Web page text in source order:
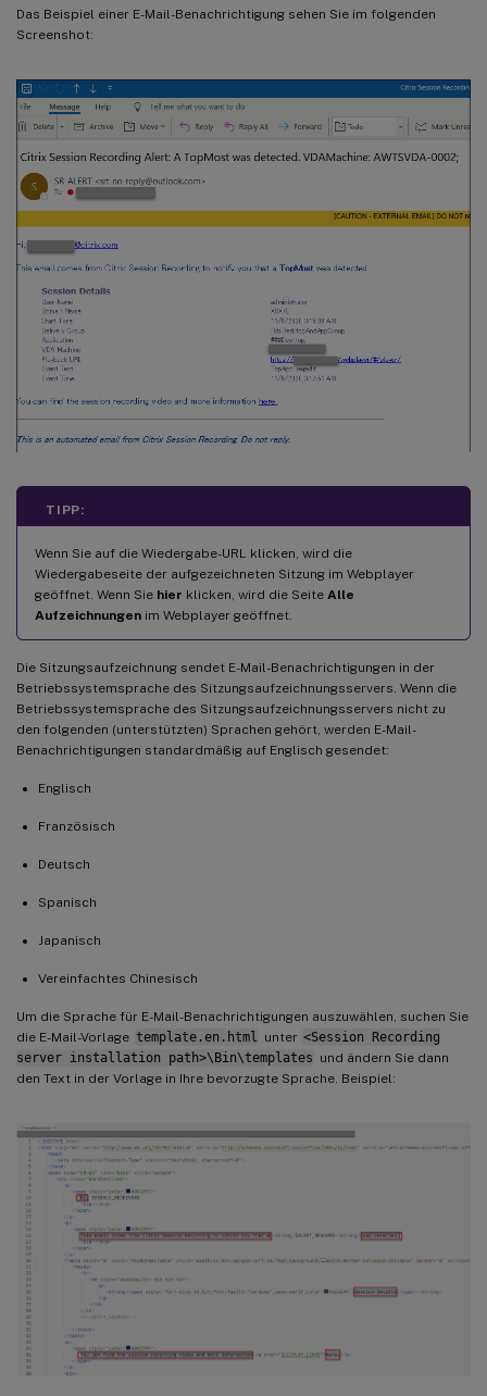
Das Beispiel einer E-Mail-Benachrichtigung sehen Sie im folgenden
Screenshot:
TIPP:
Wenn Sie auf die Wiedergabe-URL klicken, wird die
Wiedergabeseite der aufgezeichneten Sitzung im Webplayer
geöffnet. Wenn Sie hier klicken, wird die Seite Alle
Aufzeichnungen im Webplayer geöffnet.
Die Sitzungsaufzeichnung sendet E-Mail-Benachrichtigungen in der
Betriebssystemsprache des Sitzungsaufzeichnungsservers. Wenn die
Betriebssystemsprache des Sitzungsaufzeichnungsservers nicht zu
den folgenden (unterstützten) Sprachen gehört, werden E-Mail-
Benachrichtigungen standardmäßig auf Englisch gesendet:
Englisch
Französisch
Deutsch
Spanisch
Japanisch
Vereinfachtes Chinesisch
Um die Sprache für E-Mail-Benachrichtigungen auszuwählen, suchen Sie
die E-Mail-Vorlage template.en.html unter <Session Recording
server installation path>\Bin\templates und ändern Sie dann
den Text in der Vorlage in Ihre bevorzugte Sprache. Beispiel: